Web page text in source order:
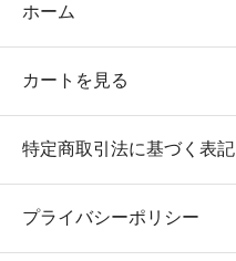
ホーム
カートを見る
特定商取引法に基づく表記
プライバシーポリシー